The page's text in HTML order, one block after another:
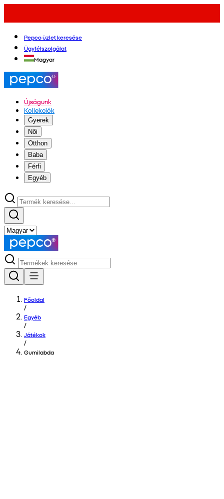
Pepco üzlet keresése
Ügyfélszolgálat
Magyar
Újságunk
Kollekciók
Gyerek
Női
Otthon
Baba
Férfi
Egyéb
Főoldal
/
Egyéb
/
Játékok
/
Gumilabda